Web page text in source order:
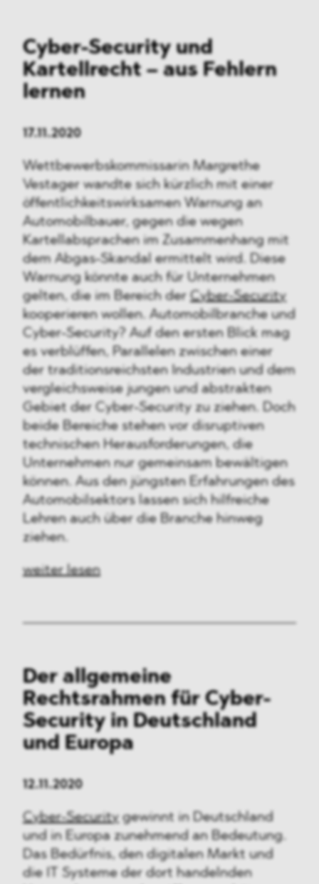
Cyber-Security und
Kartellrecht – aus Fehlern
lernen
17.11.2020
Wettbewerbskommissarin Margrethe
Vestager wandte sich kürzlich mit einer
öffentlichkeitswirksamen Warnung an
Automobilbauer, gegen die wegen
Kartellabsprachen im Zusammenhang mit
dem Abgas-Skandal ermittelt wird. Diese
Warnung könnte auch für Unternehmen
gelten, die im Bereich der Cyber-Security
kooperieren wollen. Automobilbranche und
Cyber-Security? Auf den ersten Blick mag
es verblüffen, Parallelen zwischen einer
der traditionsreichsten Industrien und dem
vergleichsweise jungen und abstrakten
Gebiet der Cyber-Security zu ziehen. Doch
beide Bereiche stehen vor disruptiven
technischen Herausforderungen, die
Unternehmen nur gemeinsam bewältigen
können. Aus den jüngsten Erfahrungen des
Automobilsektors lassen sich hilfreiche
Lehren auch über die Branche hinweg
ziehen.
weiter lesen
Der allgemeine
Rechtsrahmen für Cyber-
Security in Deutschland
und Europa
12.11.2020
Cyber-Security gewinnt in Deutschland
und in Europa zunehmend an Bedeutung.
Das Bedürfnis, den digitalen Markt und
die IT Systeme der dort handelnden